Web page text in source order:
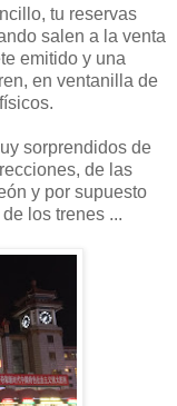
tu reservas
salen a la venta
emitido y una
en ventanilla de
sorprendidos de
de las
y por supuesto
los trenes ...